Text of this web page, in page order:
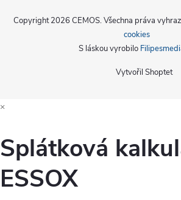
Vytvořil Shoptet
Copyright 2026 CEMOS. Všechna práva
cookies
S láskou vyrobilo
×
Splátková
ESSOX